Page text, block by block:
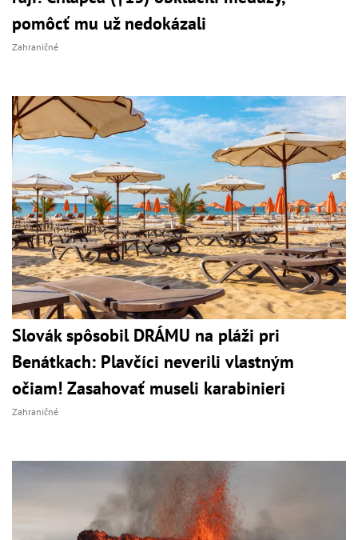
pomôcť mu už nedokázali
Zahraničné
Slovák spôsobil DRÁMU na pláži pri
Benátkach: Plavčíci neverili vlastným
očiam! Zasahovať museli karabinieri
Zahraničné